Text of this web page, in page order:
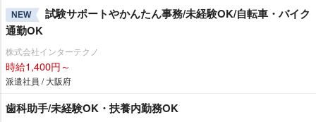
NEW
試験サポートやかんたん事務/未経験OK/自転車・バイク
通勤OK
株式会社インターテクノ
時給1,400円～
派遣社員 / 大阪府
歯科助手/未経験OK・扶養内勤務OK